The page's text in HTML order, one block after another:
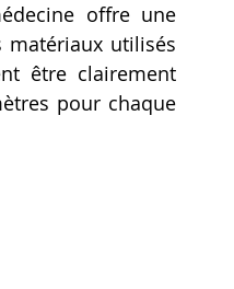
offre une
matériaux utilisés
être clairement
pour chaque